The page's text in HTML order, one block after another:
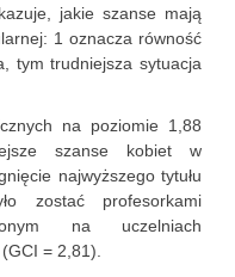
jakie szanse mają
1 oznacza równość
tym trudniejsza sytuacja
na poziomie 1,88
szanse kobiet w
najwyższego tytułu
zostać profesorkami
na uczelniach
= 2,81).